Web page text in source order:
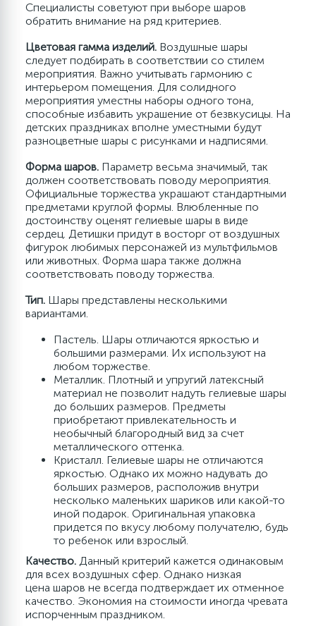
Специалисты советуют при выборе шаров
обратить внимание на ряд критериев.
Цветовая гамма изделий. Воздушные шары
следует подбирать в соответствии со стилем
мероприятия. Важно учитывать гармонию с
интерьером помещения. Для солидного
мероприятия уместны наборы одного тона,
способные избавить украшение от безвкусицы. На
детских праздниках вполне уместными будут
разноцветные шары с рисунками и надписями.
Форма шаров. Параметр весьма значимый, так
должен соответствовать поводу мероприятия.
Официальные торжества украшают стандартными
предметами круглой формы. Влюбленные по
достоинству оценят гелиевые шары в виде
сердец. Детишки придут в восторг от воздушных
фигурок любимых персонажей из мультфильмов
или животных. Форма шара также должна
соответствовать поводу торжества.
Тип. Шары представлены несколькими
вариантами.
Пастель. Шары отличаются яркостью и
большими размерами. Их используют на
любом торжестве.
Металлик. Плотный и упругий латексный
материал не позволит надуть гелиевые шары
до больших размеров. Предметы
приобретают привлекательность и
необычный благородный вид за счет
металлического оттенка.
Кристалл. Гелиевые шары не отличаются
яркостью. Однако их можно надувать до
больших размеров, расположив внутри
несколько маленьких шариков или какой-то
иной подарок. Оригинальная упаковка
придется по вкусу любому получателю, будь
то ребенок или взрослый.
Качество. Данный критерий кажется одинаковым
для всех воздушных сфер. Однако низкая
цена шаров не всегда подтверждает их отменное
качество. Экономия на стоимости иногда чревата
испорченным праздником.